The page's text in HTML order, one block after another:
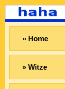
» Home
» Witze